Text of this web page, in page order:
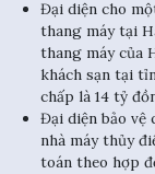
Đại diện cho
thang máy tại
thang máy của
khách sạn tại
chấp là 14 tỷ
Đại diện bảo vệ
nhà máy thủy
toán theo hợp